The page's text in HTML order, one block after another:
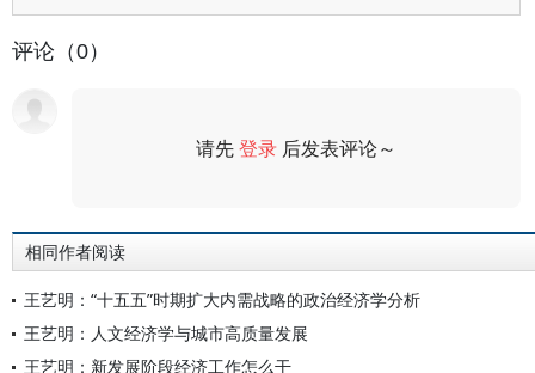
评论（0）
请先登录 后发表评论～
相同作者阅读
王艺明：“十五五”时期扩大内需战略的政治经济学分析
王艺明：人文经济学与城市高质量发展
王艺明：新发展阶段经济工作怎么干